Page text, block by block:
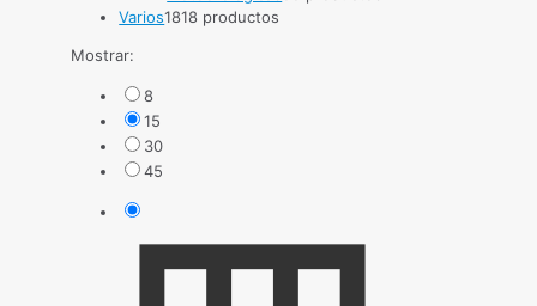
Varios1818 productos
Mostrar:
8
15
30
45